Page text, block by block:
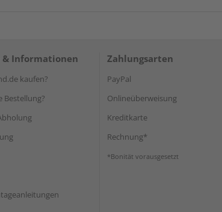
& Informationen
kaufen?
Zahlungsarten
PayPal
Onlineüberweisung
Kreditkarte
Rechnung*
*Bonität vorausgesetzt